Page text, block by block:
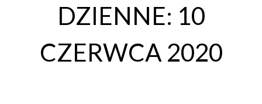
DZIENNE: 10
CZERWCA 2020